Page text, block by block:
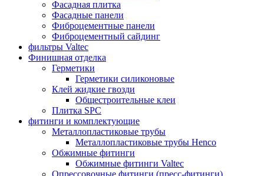
Фасадная плитка
Фасадные панели
Фиброцементные панели
Фиброцементный сайдинг
фильтры Valtec
Финишная отделка
Герметики
Герметики силиконовые
Клей жидкие гвозди
Общестроительные клеи
Плитка SPC
фитинги и комплектующие
Металлопластиковые трубы
Металлопластиковые трубы Henco
Обжимные фитинги
Обжимные фитинги Valtec